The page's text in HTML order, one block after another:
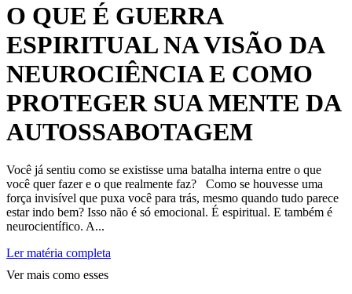
O QUE É GUERRA
ESPIRITUAL NA VISÃO DA
NEUROCIÊNCIA E COMO
PROTEGER SUA MENTE DA
AUTOSSABOTAGEM
Você já sentiu como se existisse uma batalha interna entre o que
você quer fazer e o que realmente faz? Como se houvesse uma
força invisível que puxa você para trás, mesmo quando tudo parece
estar indo bem? Isso não é só emocional. É espiritual. E também é
neurocientífico. A...
Ler matéria completa
Ver mais como esses